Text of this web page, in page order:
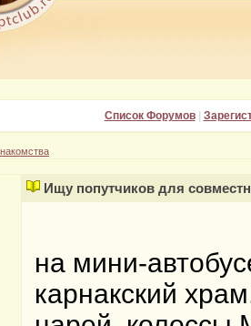
Список Форумов|
Ищу попутчиков для
на мини-
карнакский